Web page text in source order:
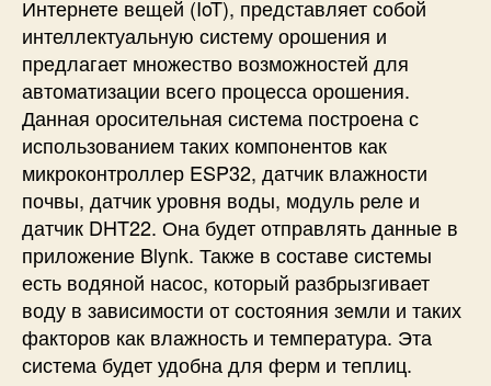
и
г
а
ц
и
о
н
н
а
я
с
и
т
е
м
Интернете вещей (IoT), представляет собой
интеллектуальную систему орошения и
предлагает множество возможностей для
автоматизации всего процесса орошения.
Данная оросительная система построена с
использованием таких компонентов как
микроконтроллер ESP32, датчик влажности
почвы, датчик уровня воды, модуль реле и
датчик DHT22. Она будет отправлять данные в
приложение Blynk. Также в составе системы
есть водяной насос, который разбрызгивает
воду в зависимости от состояния земли и таких
факторов как влажность и температура. Эта
система будет удобна для ферм и теплиц.